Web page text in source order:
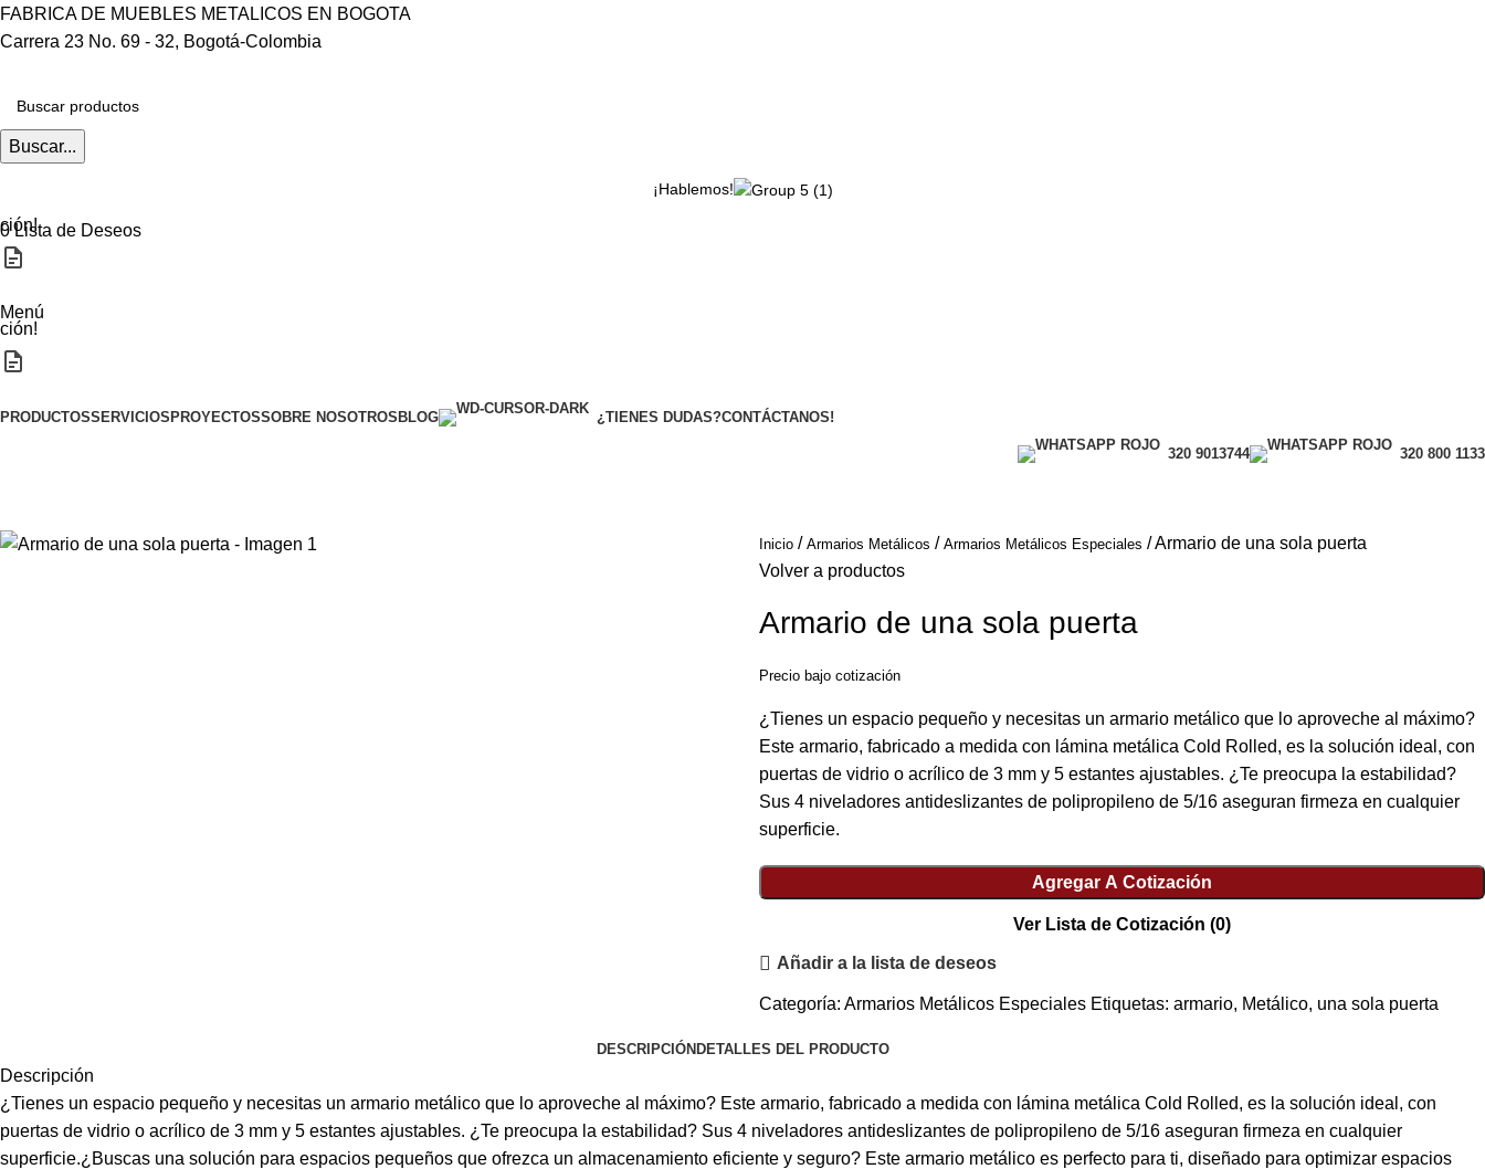
FABRICA DE MUEBLES METALICOS EN BOGOTA
Carrera 23 No. 69 - 32, Bogotá-Colombia
Buscar...
¡Hablemos!
0Lista de Deseos
Menú
PRODUCTOSSERVICIOSPROYECTOSSOBRE NOSOTROSBLOG ¿TIENES DUDAS?CONTÁCTANOS!
320 9013744 320 800 1133
Inicio Armarios Metálicos Armarios Metálicos Especiales
Armario de una sola puerta
Volver a productos
Armario de una sola puerta
Precio bajo cotización
¿Tienes un espacio pequeño y necesitas un armario metálico que lo aproveche al máximo?
Este armario, fabricado a medida con lámina metálica Cold Rolled, es la solución ideal, con
puertas de vidrio o acrílico de 3 mm y 5 estantes ajustables. ¿Te preocupa la estabilidad?
Sus 4 niveladores antideslizantes de polipropileno de 5/16 aseguran firmeza en cualquier
superficie.
Agregar A Cotización
Ver Lista de Cotización (0)
Añadir a la lista de deseos
Categoría: Armarios Metálicos Especiales Etiquetas: armario, Metálico, una sola puerta
DESCRIPCIÓNDETALLES DEL PRODUCTO
Descripción
¿Tienes un espacio pequeño y necesitas un armario metálico que lo aproveche al máximo? Este armario, fabricado a medida con lámina metálica Cold Rolled, es la solución ideal, con
puertas de vidrio o acrílico de 3 mm y 5 estantes ajustables. ¿Te preocupa la estabilidad? Sus 4 niveladores antideslizantes de polipropileno de 5/16 aseguran firmeza en cualquier
superficie.¿Buscas una solución para espacios pequeños que ofrezca un almacenamiento eficiente y seguro? Este armario metálico es perfecto para ti, diseñado para optimizar espacios